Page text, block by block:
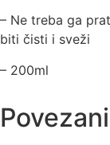
– Ne treba ga
biti čisti i sveži
– 200ml